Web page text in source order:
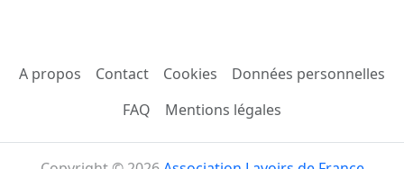
A propos Contact Cookies
Données personnelles
FAQ
Mentions légales